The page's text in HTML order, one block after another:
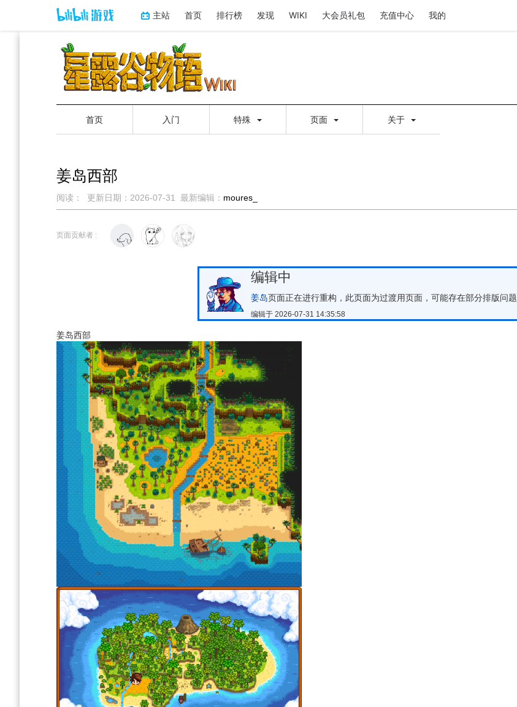
主站 首页 排行榜 发现 WIKI 大会员礼包 充值中心 我的
首页 入门 特殊 页面 关于
姜岛西部
阅读： 更新日期： 2026-07-31 最新编辑： moures_
到
到
页面贡献者 :
编辑中
姜岛页面正在进行重构，此页面为过渡用页面，可能存在部分排版问题
编辑于 2026-07-31 14:35:58
姜岛西部